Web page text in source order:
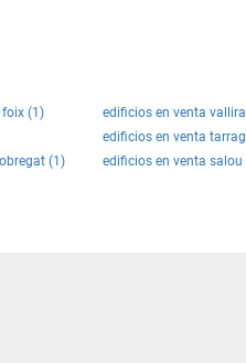
foix (1)
edificios en venta
edificios en venta
(1) edificios en venta salou